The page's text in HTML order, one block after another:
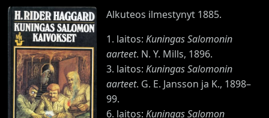
Alkuteos ilmestynyt 1885.
1. laitos: Kuningas Salomonin
aarteet. N. Y. Mills, 1896.
3. laitos: Kuningas Salomonin
aarteet. G. E. Jansson ja K., 1898–
99.
6. laitos: Kuningas Salomon